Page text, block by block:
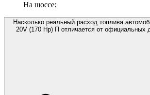
На шоссе:
Насколько реальный расход топлива
20V (170 Hp) П отличается от официальных